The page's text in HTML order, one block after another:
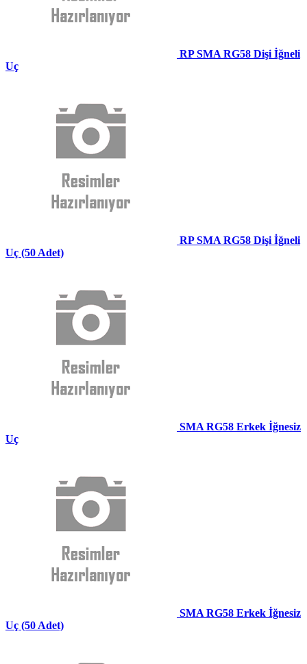
RP SMA RG58 Dişi İğneli
Uç
RP SMA RG58 Dişi İğneli
Uç (50 Adet)
SMA RG58 Erkek İğnesiz
Uç
SMA RG58 Erkek İğnesiz
Uç (50 Adet)